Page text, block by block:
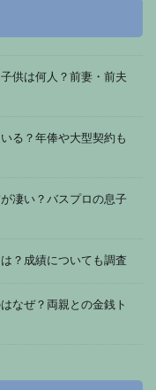
供は何人？前妻・前夫
る？年俸や大型契約も
凄い？バスプロの息子
？成績についても調査
なぜ？両親との金銭ト